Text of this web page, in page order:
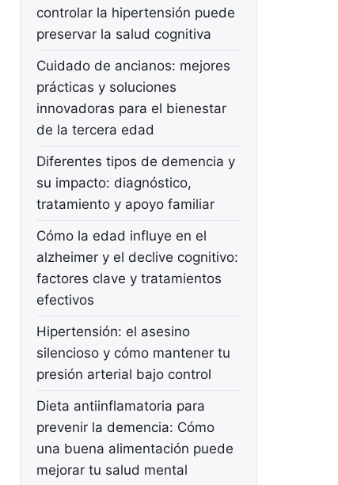
controlar la hipertensión puede
preservar la salud cognitiva
Cuidado de ancianos: mejores
prácticas y soluciones
innovadoras para el bienestar
de la tercera edad
Diferentes tipos de demencia y
su impacto: diagnóstico,
tratamiento y apoyo familiar
Cómo la edad influye en el
alzheimer y el declive cognitivo:
factores clave y tratamientos
efectivos
Hipertensión: el asesino
silencioso y cómo mantener tu
presión arterial bajo control
Dieta antiinflamatoria para
prevenir la demencia: Cómo
una buena alimentación puede
mejorar tu salud mental